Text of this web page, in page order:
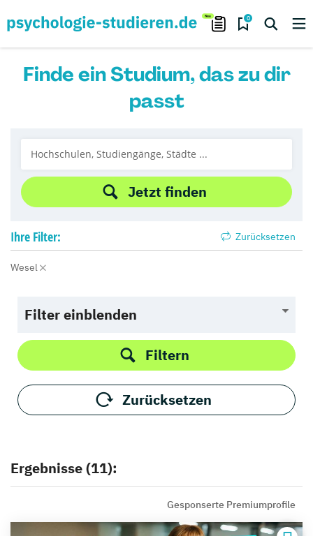
0
Finde ein Studium, das zu dir
passt
Jetzt finden
Ihre Filter: Zurücksetzen
Wesel
Filter einblenden
Filtern
Zurücksetzen
Ergebnisse (11):
Gesponserte Premiumprofile